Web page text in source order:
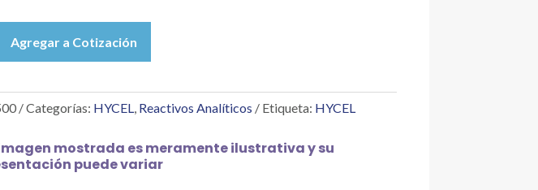
Agregar a Cotización
Categorías: HYCEL, Reactivos Analíticos Etiqueta: HYCEL
mostrada es meramente ilustrativa y su
puede variar